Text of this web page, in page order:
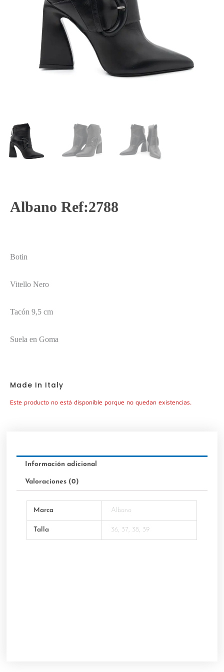
Albano Ref:2788
Botin
Vitello Nero
Tacón 9,5 cm
Suela en Goma
Made In Italy
Este producto no está disponible porque no quedan existencias.
Información adicional
Valoraciones (0)
Marca Albano
Talla 36, 37, 38, 39